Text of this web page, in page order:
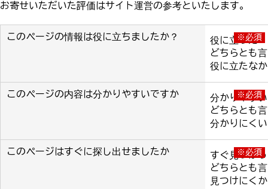
お寄せいただいた評価はサイト運営の参考といたします。
このページの情報は役に立ちましたか？ ※必須
役に立った
どちらとも
役に立たな
このページの内容は分かりやすいですか ※必須
分かりやすい
どちらとも
分かりにくい
このページはすぐに探し出せましたか ※必須
すぐ見つか
どちらとも
見つけにく